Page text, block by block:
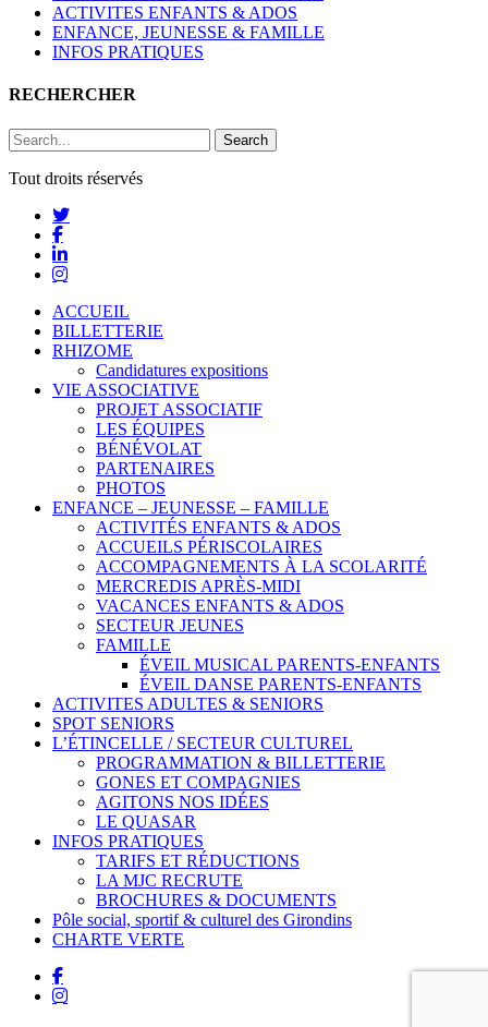
ACTIVITES ENFANTS & ADOS
ENFANCE, JEUNESSE & FAMILLE
INFOS PRATIQUES
RECHERCHER
Search
Tout droits réservés
ACCUEIL
BILLETTERIE
RHIZOME
Candidatures expositions
VIE ASSOCIATIVE
PROJET ASSOCIATIF
LES ÉQUIPES
BÉNÉVOLAT
PARTENAIRES
PHOTOS
ENFANCE – JEUNESSE – FAMILLE
ACTIVITÉS ENFANTS & ADOS
ACCUEILS PÉRISCOLAIRES
ACCOMPAGNEMENTS À LA SCOLARITÉ
MERCREDIS APRÈS-MIDI
VACANCES ENFANTS & ADOS
SECTEUR JEUNES
FAMILLE
ÉVEIL MUSICAL PARENTS-ENFANTS
ÉVEIL DANSE PARENTS-ENFANTS
ACTIVITES ADULTES & SENIORS
SPOT SENIORS
L’ÉTINCELLE / SECTEUR CULTUREL
PROGRAMMATION & BILLETTERIE
GONES ET COMPAGNIES
AGITONS NOS IDÉES
LE QUASAR
INFOS PRATIQUES
TARIFS ET RÉDUCTIONS
LA MJC RECRUTE
BROCHURES & DOCUMENTS
Pôle social, sportif & culturel des Girondins
CHARTE VERTE
facebook
instagram